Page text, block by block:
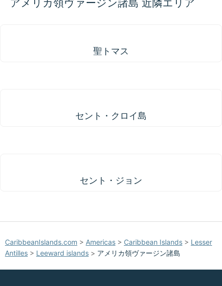
アメリカ領ヴァージン諸島 近隣エリア
聖トマス
セント・クロイ島
セント・ジョン
CaribbeanIslands.com > Americas > Caribbean Islands > Lesser
Antilles > Leeward islands > アメリカ領ヴァージン諸島